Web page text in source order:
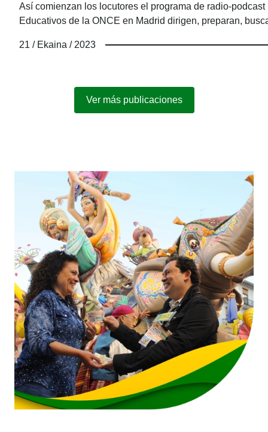
Así comienzan los locutores el programa de radio-
Educativos de la ONCE en Madrid dirigen, preparan,
21 / Ekaina / 2023
Ver más publicaciones